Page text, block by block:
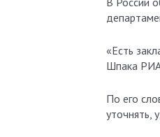
«Есть
Шпака
По его
уточнять,